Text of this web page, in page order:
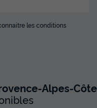
les conditions
Alpes-Côte